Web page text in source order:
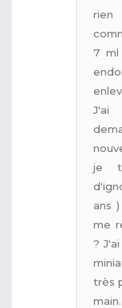
rien
7 ml
J'ai
je
ans
me
?
très